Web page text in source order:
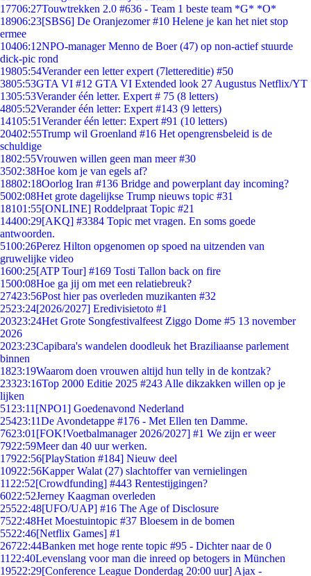
17706:27Touwtrekken 2.0 #636 - Team 1 beste team *G* *O*
18906:23[SBS6] De Oranjezomer #10 Helene je kan het niet stop
ermee
10406:12NPO-manager Menno de Boer (47) op non-actief stuurde
dick-pic rond
19805:54Verander een letter expert (7lettereditie) #50
3805:53GTA VI #12 GTA VI Extended look 27 Augustus Netflix/YT
1305:53Verander één letter. Expert # 75 (8 letters)
4805:52Verander één letter: Expert #143 (9 letters)
14105:51Verander één letter: Expert #91 (10 letters)
20402:55Trump wil Groenland #16 Het opengrensbeleid is de
schuldige
1802:55Vrouwen willen geen man meer #30
3502:38Hoe kom je van egels af?
18802:18Oorlog Iran #136 Bridge and powerplant day incoming?
5002:08Het grote dagelijkse Trump nieuws topic #31
18101:55[ONLINE] Roddelpraat Topic #21
14400:29[AKQ] #3384 Topic met vragen. En soms goede
antwoorden.
5100:26Perez Hilton opgenomen op spoed na uitzenden van
gruwelijke video
1600:25[ATP Tour] #169 Tosti Tallon back on fire
1500:08Hoe ga jij om met een relatiebreuk?
27423:56Post hier pas overleden muzikanten #32
2523:24[2026/2027] Eredivisietoto #1
20323:24Het Grote Songfestivalfeest Ziggo Dome #5 13 november
2026
2023:23Capibara's wandelen doodleuk het Braziliaanse parlement
binnen
1823:19Waarom doen vrouwen altijd hun telly in de kontzak?
23323:16Top 2000 Editie 2025 #243 Alle dikzakken willen op je
lijken
51 23:11 [NPO1] Goedenavond Nederland
25423:11De Avondetappe #176 - Met Ellen ten Damme.
7623:01 [FOK!Voetbalmanager 2026/2027] #1 We zijn er weer
7922:59Meer dan 40 uur werken.
17922:56[PlayStation #184] Nieuw deel
10922:56Kapper Walat (27) slachtoffer van vernielingen
11 22:52[Crowdfunding] #443 Rentestijgingen?
6022:52Jerney Kaagman overleden
25522:48[UFO/UAP] #16 The Age of Disclosure
7522:48Het Moestuintopic #37 Bloesem in de bomen
5522:46[Netflix Games] #1
26722:44Banken met hoge rente topic #95 - Dichter naar de 0
11 22:40Levenslang voor man die inreed op betogers in München
19522:29[Conference League Donderdag 20:00 uur] Ajax -